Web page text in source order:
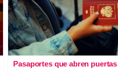
Pasaportes que abren puertas